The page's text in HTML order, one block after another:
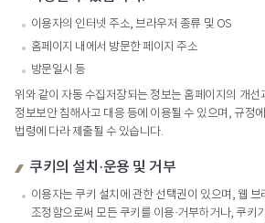
이용자의 인터넷 주소, 브라우저 종류 및 OS
홈페이지 내에서 방문한 페이지 주소
방문일시 등
위와 같이 자동 수집저장되는 정보는 홈페이지의 개선
정보보안 침해사고 대응 등에 이용될 수 있으며, 규정
법령에 다라 제출될 수 있습니다.
쿠키의 설치·운용 및 거부
이용자는 쿠키 설치에 관한 선택권이 있으며, 웹 브
조정함으로써 모든 쿠키를 이용·거부하거나, 쿠키